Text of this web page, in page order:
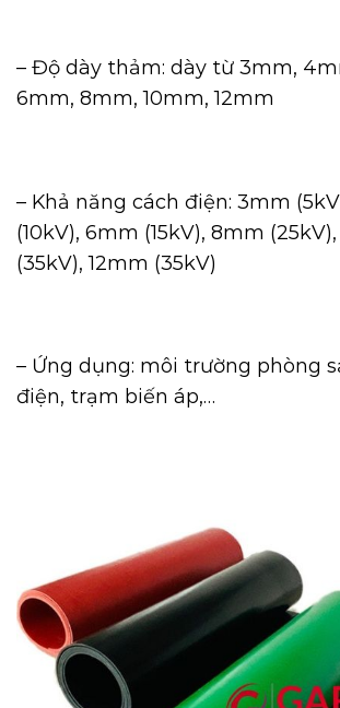
– Độ dày thảm: dày từ 3mm,
6mm, 8mm, 10mm, 12mm
– Khả năng cách điện: 3mm
(10kV), 6mm (15kV), 8mm
(35kV), 12mm (35kV)
– Ứng dụng: môi trường phòng
điện, trạm biến áp,…